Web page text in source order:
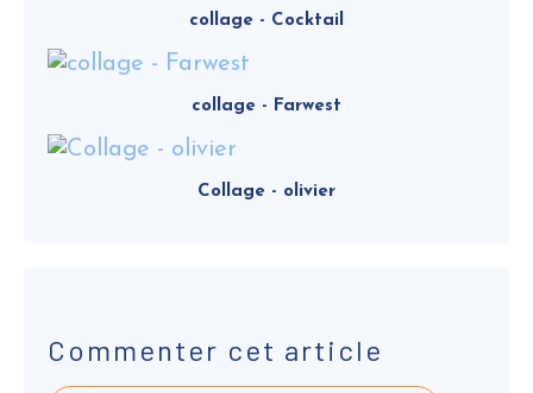
collage - Cocktail
collage - Farwest
Collage - olivier
Commenter cet article